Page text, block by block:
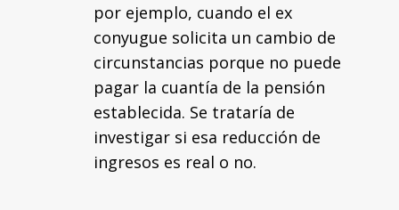
por ejemplo, cuando el ex
conyugue solicita un cambio de
circunstancias porque no puede
pagar la cuantía de la pensión
establecida. Se trataría de
investigar si esa reducción de
ingresos es real o no.